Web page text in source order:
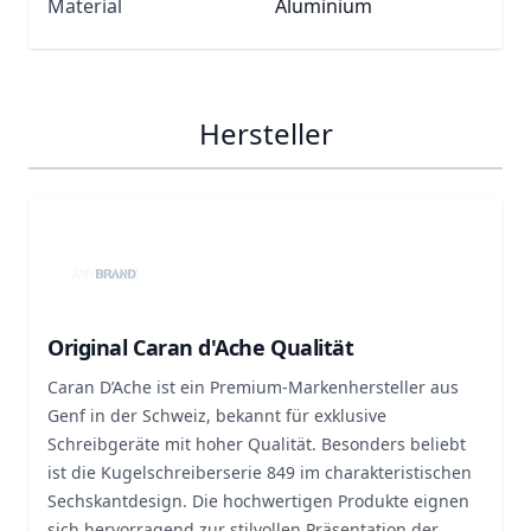
Material Aluminium
Hersteller
Original Caran d'Ache Qualität
Caran D’Ache ist ein Premium-Markenhersteller aus
Genf in der Schweiz, bekannt für exklusive
Schreibgeräte mit hoher Qualität. Besonders beliebt
ist die Kugelschreiberserie 849 im charakteristischen
Sechskantdesign. Die hochwertigen Produkte eignen